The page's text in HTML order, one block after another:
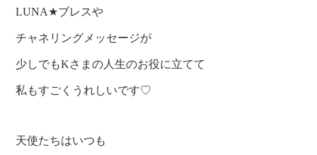
LUNA★ブレスや
チャネリングメッセージが
少しでもKさまの人生のお役に立てて
私もすごくうれしいです♡
天使たちはいつも